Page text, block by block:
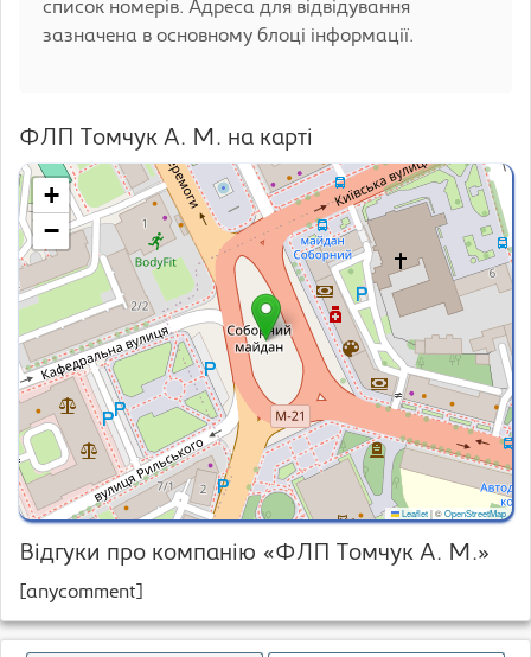
список номерів. Адреса для відвідування
зазначена в основному блоці інформації.
ФЛП Томчук А. М. на карті
+
−
Leaflet|©OpenStreetMap
Відгуки про компанію «ФЛП Томчук А. М.»
[anycomment]